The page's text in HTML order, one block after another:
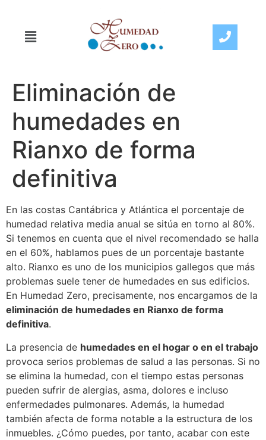
Eliminación de
humedades en
Rianxo de forma
definitiva
En las costas Cantábrica y Atlántica el porcentaje de
humedad relativa media anual se sitúa en torno al 80%.
Si tenemos en cuenta que el nivel recomendado se halla
en el 60%, hablamos pues de un porcentaje bastante
alto. Rianxo es uno de los municipios gallegos que más
problemas suele tener de humedades en sus edificios.
En Humedad Zero, precisamente, nos encargamos de la
eliminación de humedades en Rianxo de forma
definitiva.
La presencia de humedades en el hogar o en el trabajo
provoca serios problemas de salud a las personas. Si no
se elimina la humedad, con el tiempo estas personas
pueden sufrir de alergias, asma, dolores e incluso
enfermedades pulmonares. Además, la humedad
también afecta de forma notable a la estructura de los
inmuebles. ¿Cómo puedes, por tanto, acabar con este